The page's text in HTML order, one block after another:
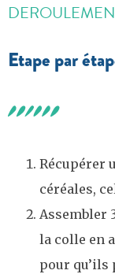
Etape par
Récupérer
céréales,
Assembler
la colle en
pour qu’ils